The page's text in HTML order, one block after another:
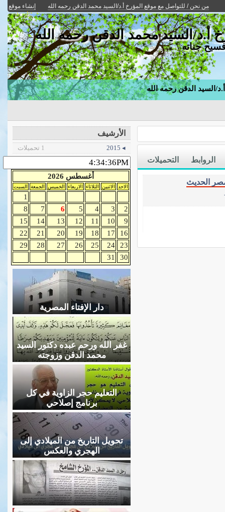
من نحن / للتواصل مع موقع المؤرخ أ.د/السيد محمد الدقن رحمه الله
إنشاء موقع
مجاني
دخول الأعضاء
أ.د/السيد محمد الدقن رحمه الله
جناته
أ.د/السيد الدقن رحمه الله
التحميلات الروابط
الحديث
الأرشيف
◂ 2015 1 تحميلات
أغسطس 2026
الاحد الاثنين الثلاثاء الاربعاء الخميس الجمعة السبت
1
2
3
4
5
6
7
8
9
10
11
12
13
14
15
16
17
18
19
20
21
22
23
24
25
26
27
28
29
30
31
دار الإفتاء المصرية
غفر الله ورحم عبده دكتور السيد
محمد الدقن وزوجته
التعليم حجر الزاوية في كل
برنامج إصلاحي
تحويل التاريخ من الميلادي إلى
الهجري والعكس